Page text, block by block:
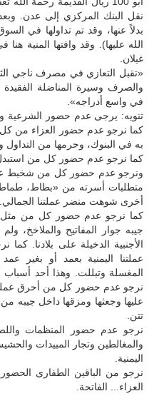
بدلاً عنها، وقد تم تداولها في
الله عليها). وقد وافتها المنية
غيلان.
«تقبل التعازي في مصرف ناجي
في واسع أدراجه».
تنويه: يرجى عدم حضور الشرعية
كما نرجو عدم حضور العزاء من
به في البنوك، وحرمها من
كما نرجو عدم حضور كل من استبدل
ونرجو عدم حضور كل من شخبط على
متطلبات أسرته من «بطاط،
أخرى شوهت منضر عملتنا الجمالي.
كما نرجو عدم حضور كل من مثل
جيبه جوار المفاتيح والملاخخ،
الأجنبية الدخيلة على بلادنا.
عملتنا اليمنية بعمد أو بغير
المغسلة وتبللت. وهذا أحد أسباب
نرجو عدم حضور كل من أحرق
عليها وجعثها ومزقها داخل جيبه
تتن.
نرجو عدم حضور المنظمات
والمغالطين وتجار المبيدات
اليمنية.
نرجو من الباقين الطفارى
العزاء... الفاتحة.